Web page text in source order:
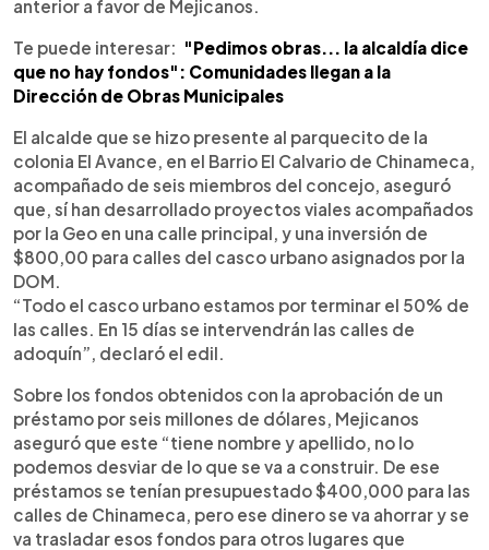
anterior a favor de Mejicanos.
Te puede interesar: "Pedimos obras... la alcaldía dice
que no hay fondos": Comunidades llegan a la
Dirección de Obras Municipales
El alcalde que se hizo presente al parquecito de la
colonia El Avance, en el Barrio El Calvario de Chinameca,
acompañado de seis miembros del concejo, aseguró
que, sí han desarrollado proyectos viales acompañados
por la Geo en una calle principal, y una inversión de
$800,00 para calles del casco urbano asignados por la
DOM.
“Todo el casco urbano estamos por terminar el 50% de
las calles. En 15 días se intervendrán las calles de
adoquín”, declaró el edil.
Sobre los fondos obtenidos con la aprobación de un
préstamo por seis millones de dólares, Mejicanos
aseguró que este “tiene nombre y apellido, no lo
podemos desviar de lo que se va a construir. De ese
préstamos se tenían presupuestado $400,000 para las
calles de Chinameca, pero ese dinero se va ahorrar y se
va trasladar esos fondos para otros lugares que